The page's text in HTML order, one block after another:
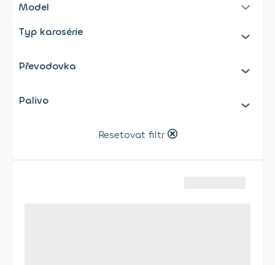
Selected: Model
Model
Typ karosérie
Převodovka
Palivo
Resetovat filtr